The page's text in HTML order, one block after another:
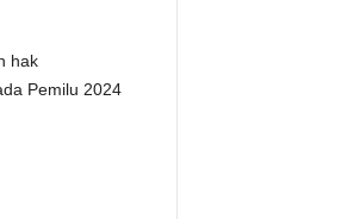
hak
Pemilu 2024